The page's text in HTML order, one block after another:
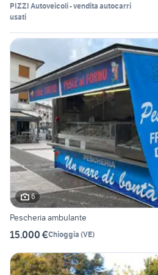
PIZZI Autoveicoli - vendita autocarri
usati
6
Pescheria ambulante
15.000 €Chioggia (VE)